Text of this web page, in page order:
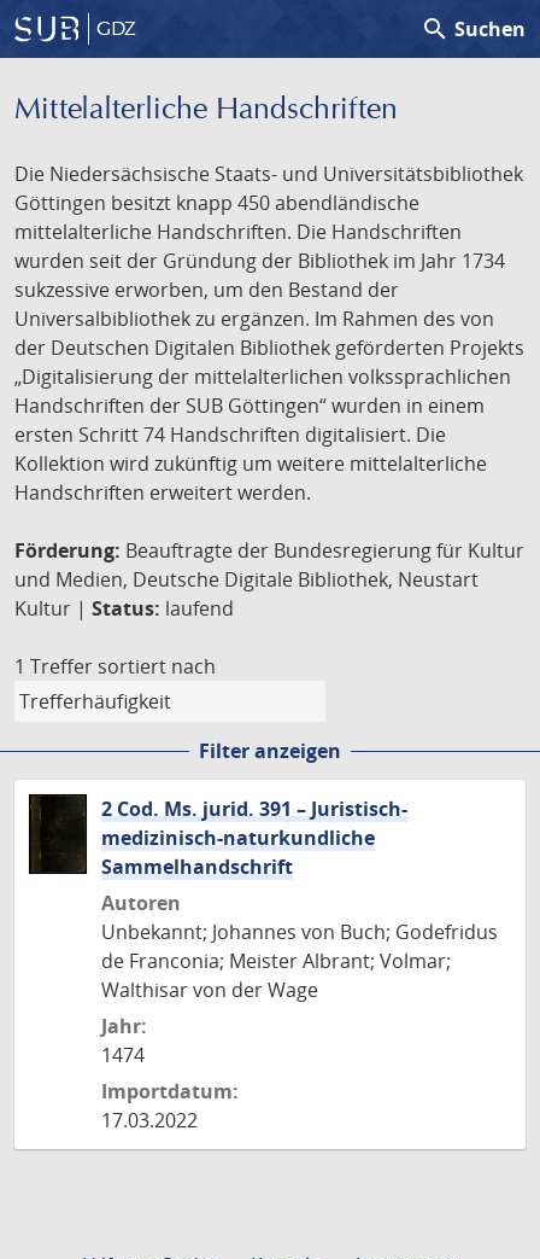
GDZ search Suchen
Mittelalterliche Handschriften
Die Niedersächsische Staats- und Universitätsbibliothek
Göttingen besitzt knapp 450 abendländische
mittelalterliche Handschriften. Die Handschriften
wurden seit der Gründung der Bibliothek im Jahr 1734
sukzessive erworben, um den Bestand der
Universalbibliothek zu ergänzen. Im Rahmen des von
der Deutschen Digitalen Bibliothek geförderten Projekts
„Digitalisierung der mittelalterlichen volkssprachlichen
Handschriften der SUB Göttingen“ wurden in einem
ersten Schritt 74 Handschriften digitalisiert. Die
Kollektion wird zukünftig um weitere mittelalterliche
Handschriften erweitert werden.
Förderung: Beauftragte der Bundesregierung für Kultur
und Medien, Deutsche Digitale Bibliothek, Neustart
Kultur | Status: laufend
1 Treffer sortiert nach
Filter anzeigen
2 Cod. Ms. jurid. 391 – Juristisch-
medizinisch-naturkundliche
Sammelhandschrift
Autoren
Unbekannt; Johannes von Buch; Godefridus
de Franconia; Meister Albrant; Volmar;
Walthisar von der Wage
Jahr:
1474
Importdatum:
17.03.2022